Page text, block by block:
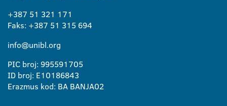
+387 51 321 171
Faks: +387 51 315 694
info@unibl.org
PIC broj: 995591705
ID broj: E10186843
Erazmus kod: BA BANJA02